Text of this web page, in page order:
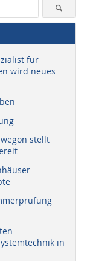
für
wird neues
stellt
–
in